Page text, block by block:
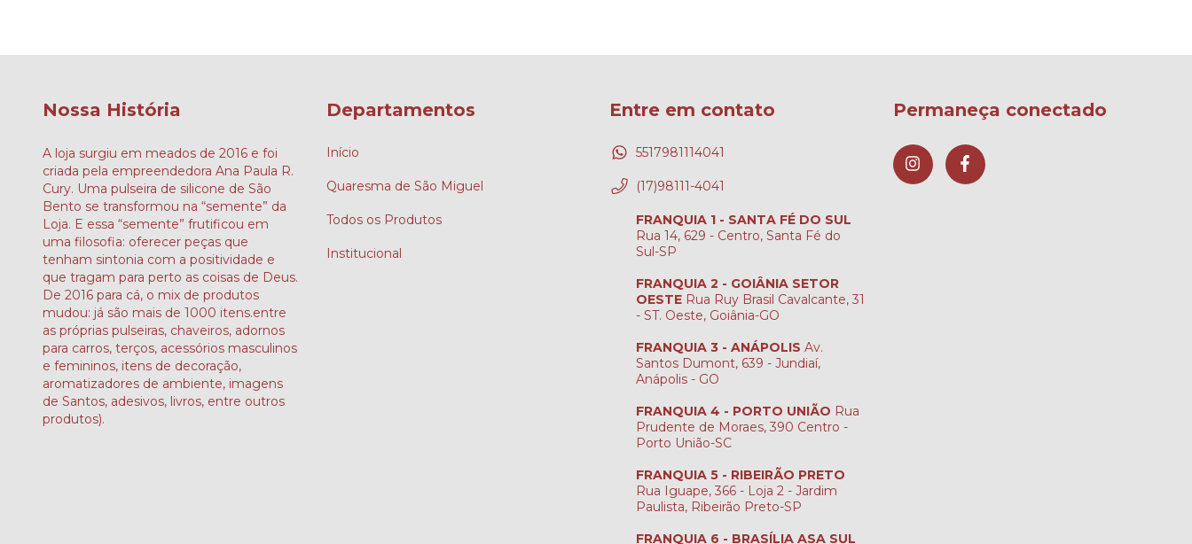
Nossa História
A loja surgiu em meados de 2016 e foi
criada pela empreendedora Ana Paula R.
Cury. Uma pulseira de silicone de São
Bento se transformou na “semente” da
Loja. E essa “semente” frutificou em
uma filosofia: oferecer peças que
tenham sintonia com a positividade e
que tragam para perto as coisas de Deus.
De 2016 para cá, o mix de produtos
mudou: já são mais de 1000 itens.entre
as próprias pulseiras, chaveiros, adornos
para carros, terços, acessórios masculinos
e femininos, itens de decoração,
aromatizadores de ambiente, imagens
de Santos, adesivos, livros, entre outros
produtos).
Departamentos
Início
Quaresma de São Miguel
Todos os Produtos
Institucional
Entre em contato
5517981114041
(17)98111-4041
FRANQUIA 1 - SANTA FÉ DO SUL
Rua 14, 629 - Centro, Santa Fé do
Sul-SP
FRANQUIA 2 - GOIÂNIA SETOR
OESTE Rua Ruy Brasil Cavalcante, 31
- ST. Oeste, Goiânia-GO
FRANQUIA 3 - ANÁPOLIS Av.
Santos Dumont, 639 - Jundiaí,
Anápolis - GO
FRANQUIA 4 - PORTO UNIÃO Rua
Prudente de Moraes, 390 Centro -
Porto União-SC
FRANQUIA 5 - RIBEIRÃO PRETO
Rua Iguape, 366 - Loja 2 - Jardim
Paulista, Ribeirão Preto-SP
FRANQUIA 6 - BRASÍLIA ASA SUL
Permaneça conectado